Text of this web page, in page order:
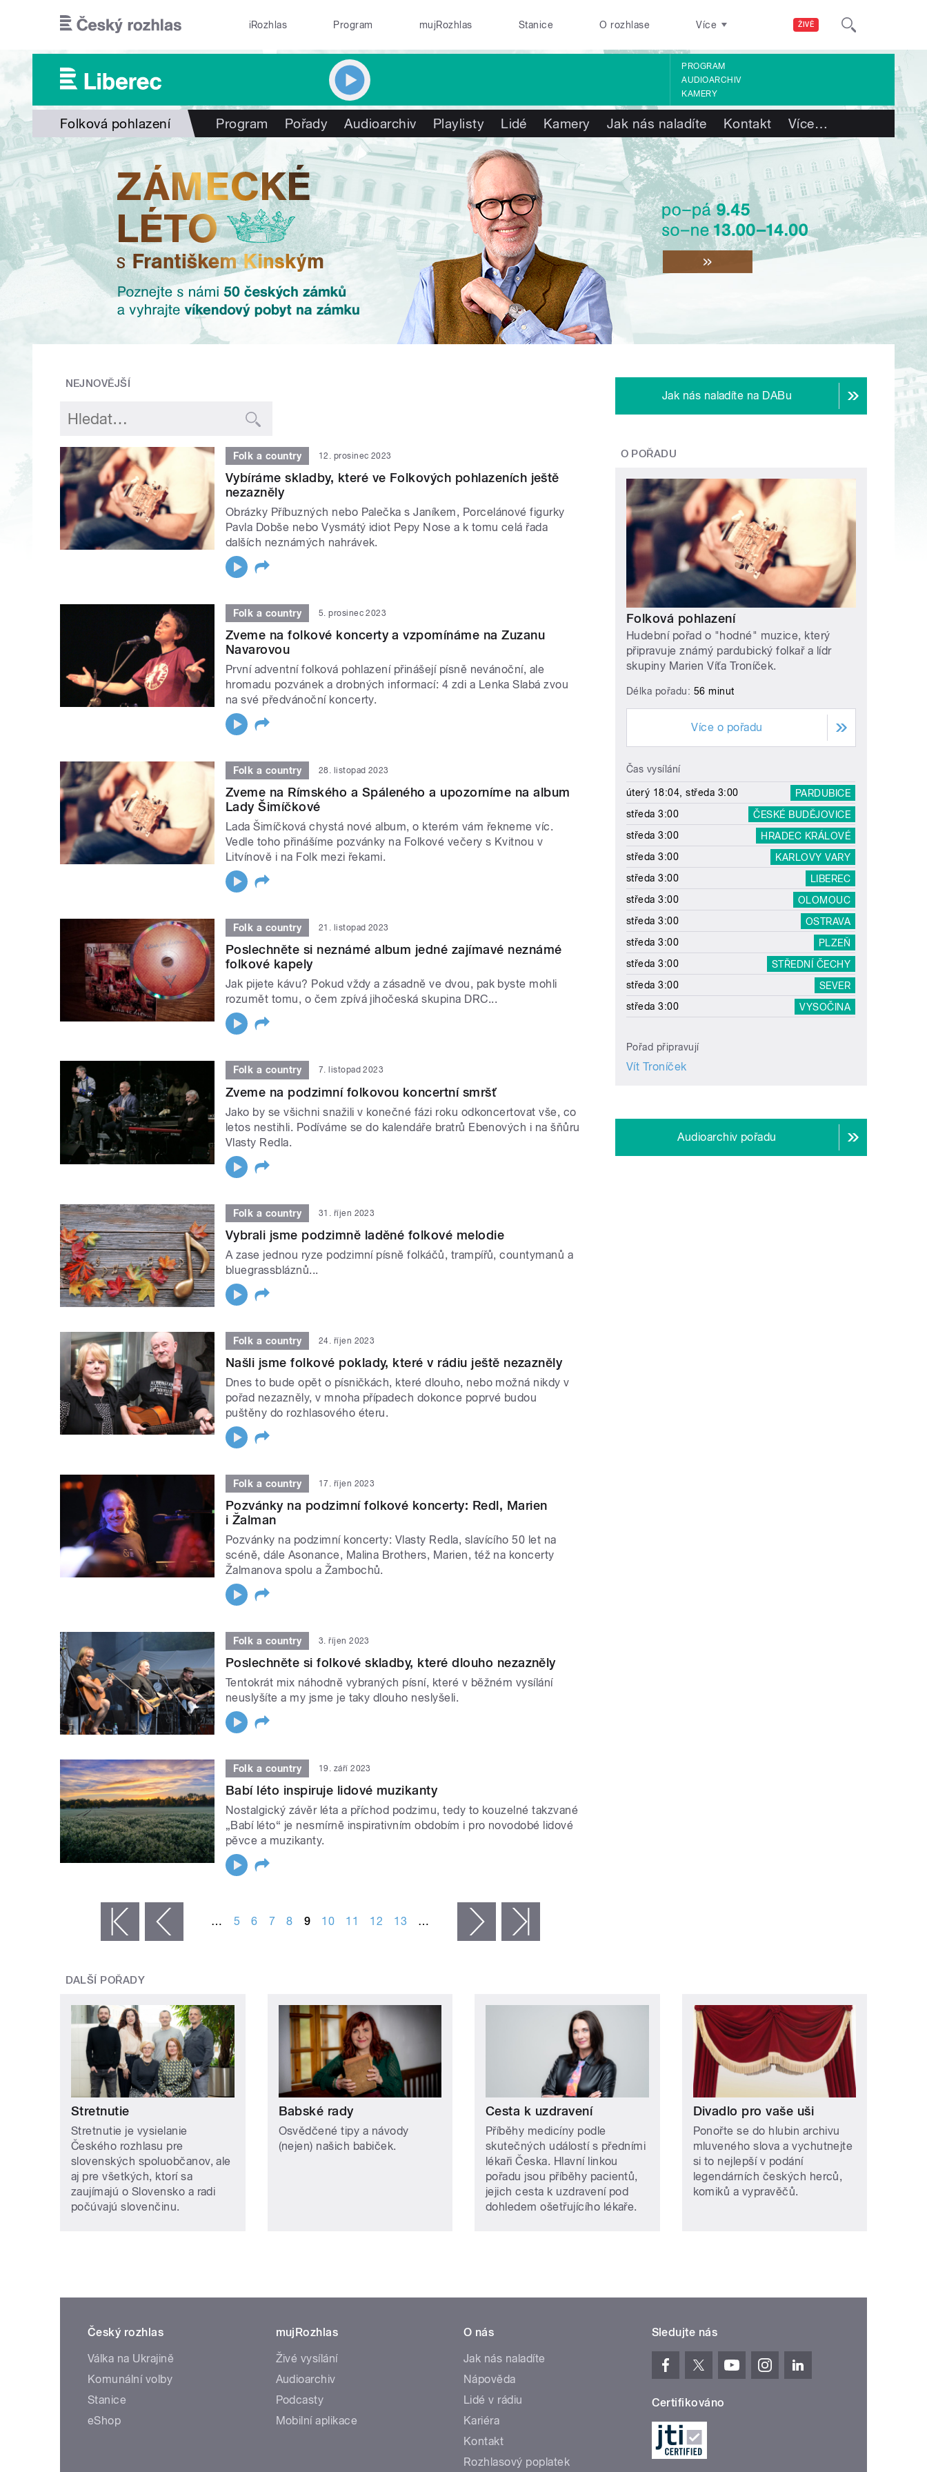
ŽIVĚ
iRozhlas Program mujRozhlas Stanice O rozhlase Více
PROGRAM
AUDIOARCHIV
KAMERY
Folková pohlazení Program Pořady Audioarchiv Playlisty Lidé Kamery Jak nás naladíte Kontakt Více…
NEJNOVĚJŠÍ
Folk a country 12. prosinec 2023
Vybíráme skladby, které ve Folkových pohlazeních ještě
nezazněly
Obrázky Příbuzných nebo Palečka s Janíkem, Porcelánové figurky
Pavla Dobše nebo Vysmátý idiot Pepy Nose a k tomu celá řada
dalších neznámých nahrávek.
Folk a country 5. prosinec 2023
Zveme na folkové koncerty a vzpomínáme na Zuzanu
Navarovou
První adventní folková pohlazení přinášejí písně nevánoční, ale
hromadu pozvánek a drobných informací: 4 zdi a Lenka Slabá zvou
na své předvánoční koncerty.
Folk a country 28. listopad 2023
Zveme na Rímského a Spáleného a upozorníme na album
Lady Šimíčkové
Lada Šimíčková chystá nové album, o kterém vám řekneme víc.
Vedle toho přinášíme pozvánky na Folkové večery s Kvitnou v
Litvínově i na Folk mezi řekami.
Folk a country 21. listopad 2023
Poslechněte si neznámé album jedné zajímavé neznámé
folkové kapely
Jak pijete kávu? Pokud vždy a zásadně ve dvou, pak byste mohli
rozumět tomu, o čem zpívá jihočeská skupina DRC...
Folk a country 7. listopad 2023
Zveme na podzimní folkovou koncertní smršť
Jako by se všichni snažili v konečné fázi roku odkoncertovat vše, co
letos nestihli. Podíváme se do kalendáře bratrů Ebenových i na šňůru
Vlasty Redla.
Folk a country 31. říjen 2023
Vybrali jsme podzimně laděné folkové melodie
A zase jednou ryze podzimní písně folkáčů, trampířů, countymanů a
bluegrassbláznů...
Folk a country 24. říjen 2023
Našli jsme folkové poklady, které v rádiu ještě nezazněly
Dnes to bude opět o písničkách, které dlouho, nebo možná nikdy v
pořad nezazněly, v mnoha případech dokonce poprvé budou
puštěny do rozhlasového éteru.
Folk a country 17. říjen 2023
Pozvánky na podzimní folkové koncerty: Redl, Marien
i Žalman
Pozvánky na podzimní koncerty: Vlasty Redla, slavícího 50 let na
scéně, dále Asonance, Malina Brothers, Marien, též na koncerty
Žalmanova spolu a Žambochů.
Folk a country 3. říjen 2023
Poslechněte si folkové skladby, které dlouho nezazněly
Tentokrát mix náhodně vybraných písní, které v běžném vysílání
neuslyšíte a my jsme je taky dlouho neslyšeli.
Folk a country 19. září 2023
Babí léto inspiruje lidové muzikanty
Nostalgický závěr léta a příchod podzimu, tedy to kouzelné takzvané
„Babí léto“ je nesmírně inspirativním obdobím i pro novodobé lidové
pěvce a muzikanty.
‹ předchozí … 5 6 7 8 9 10 11 12 13 … následující ›
Jak nás naladíte na DABu
O POŘADU
Folková pohlazení
Hudební pořad o "hodné" muzice, který
připravuje známý pardubický folkař a lídr
skupiny Marien Víťa Troníček.
Délka pořadu: 56 minut
Více o pořadu
Čas vysílání
úterý 18:04, středa 3:00
PARDUBICE
středa 3:00
ČESKÉ BUDĚJOVICE
středa 3:00
HRADEC KRÁLOVÉ
středa 3:00
KARLOVY VARY
středa 3:00
LIBEREC
středa 3:00
OLOMOUC
středa 3:00
OSTRAVA
středa 3:00
PLZEŇ
středa 3:00
STŘEDNÍ ČECHY
středa 3:00
SEVER
středa 3:00
VYSOČINA
Pořad připravují
Vít Troníček
Audioarchiv pořadu
DALŠÍ POŘADY
Stretnutie
Stretnutie je vysielanie
Českého rozhlasu pre
slovenských spoluobčanov, ale
aj pre všetkých, ktorí sa
zaujímajú o Slovensko a radi
počúvajú slovenčinu.
Babské rady
Osvědčené tipy a návody
(nejen) našich babiček.
Cesta k uzdravení
Příběhy medicíny podle
skutečných událostí s předními
lékaři Česka. Hlavní linkou
pořadu jsou příběhy pacientů,
jejich cesta k uzdravení pod
dohledem ošetřujícího lékaře.
Divadlo pro vaše uši
Ponořte se do hlubin archivu
mluveného slova a vychutnejte
si to nejlepší v podání
legendárních českých herců,
komiků a vypravěčů.
Český rozhlas
Válka na Ukrajině
Komunální volby
Stanice
eShop
mujRozhlas
Živé vysílání
Audioarchiv
Podcasty
Mobilní aplikace
O nás
Jak nás naladíte
Nápověda
Lidé v rádiu
Kariéra
Kontakt
Rozhlasový poplatek
Sledujte nás
Certifikováno